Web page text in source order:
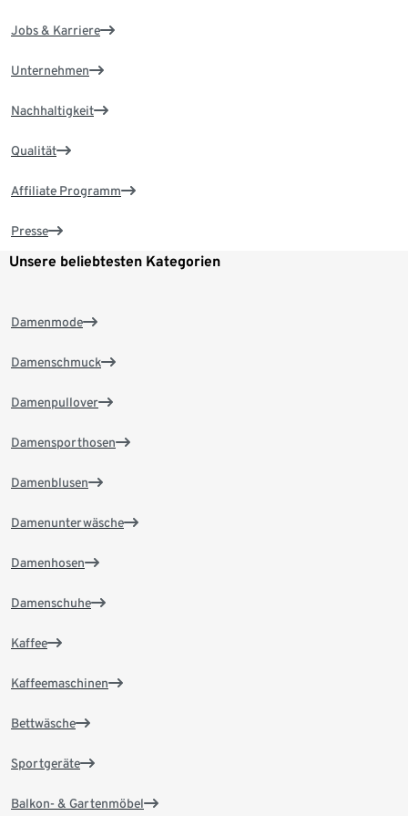
Jobs & Karriere
Unternehmen
Nachhaltigkeit
Qualität
Affiliate Programm
Presse
Unsere beliebtesten Kategorien
Damenmode
Damenschmuck
Damenpullover
Damensporthosen
Damenblusen
Damenunterwäsche
Damenhosen
Damenschuhe
Kaffee
Kaffeemaschinen
Bettwäsche
Sportgeräte
Balkon- & Gartenmöbel